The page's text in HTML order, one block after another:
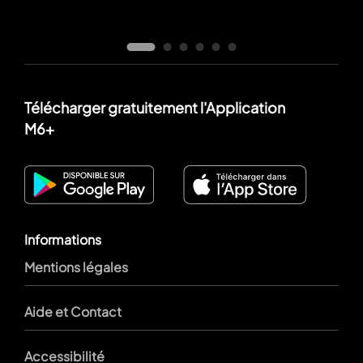
Télécharger gratuitement l'Application
M6+
Informations
Mentions légales
Aide et Contact
Accessibilité